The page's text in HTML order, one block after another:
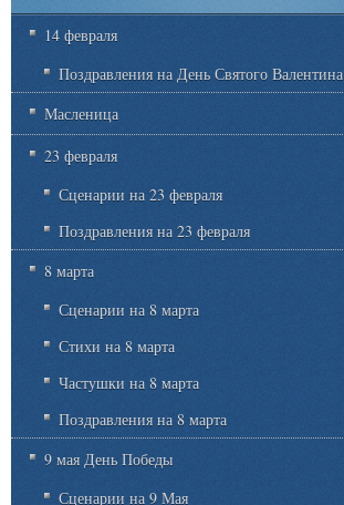
14 февраля
Поздравления на День Святого Валентина
Масленица
23 февраля
Сценарии на 23 февраля
Поздравления на 23 февраля
8 марта
Сценарии на 8 марта
Стихи на 8 марта
Частушки на 8 марта
Поздравления на 8 марта
9 мая День Победы
Сценарии на 9 Мая